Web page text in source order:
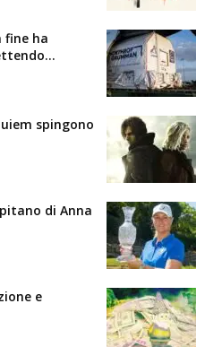
fine ha
spingono
di Anna
e